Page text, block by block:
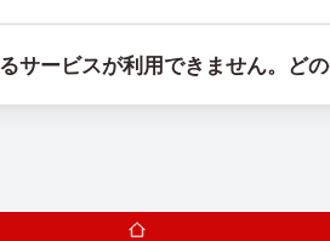
携帯番号を割り当てるカスタムソフト
サービスが利用できません。ど